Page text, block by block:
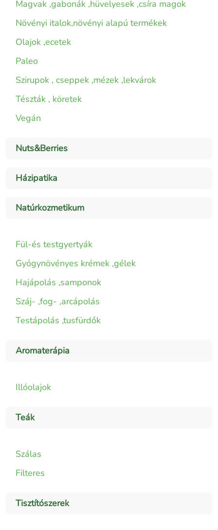
Magvak ,gabonák ,hüvelyesek ,csíra magok
Növényi italok,növényi alapú termékek
Olajok ,ecetek
Paleo
Szirupok , cseppek ,mézek ,lekvárok
Tészták , köretek
Vegán
Nuts&Berries
Házipatika
Natúrkozmetikum
Fül-és testgyertyák
Gyógynövényes krémek ,gélek
Hajápolás ,samponok
Száj- ,fog- ,arcápolás
Testápolás ,tusfürdők
Aromaterápia
Illóolajok
Teák
Szálas
Filteres
Tisztítószerek